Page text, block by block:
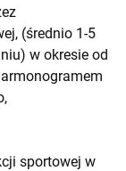
(średnio 1-5
w okresie od
sportowej w